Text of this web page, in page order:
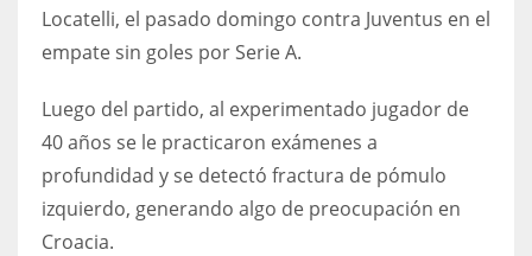
DEN
24
PIT
20
NE
Locatelli, el pasado domingo contra Juventus en el
empate sin goles por Serie A.
Luego del partido, al experimentado jugador de
40 años se le practicaron exámenes a
profundidad y se detectó fractura de pómulo
izquierdo, generando algo de preocupación en
Croacia.